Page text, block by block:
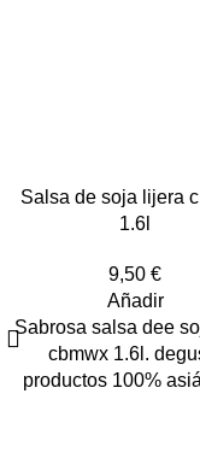
Salsa de soja lijera
1.6l
9,50 €
Añadir
Sabrosa salsa dee
cbmwx 1.6l.
productos 100%